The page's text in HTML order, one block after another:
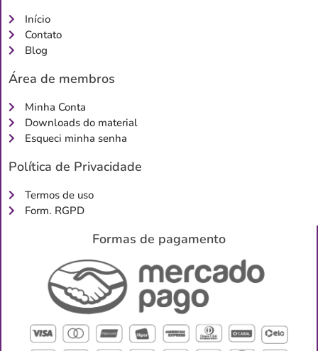
Início
Contato
Blog
Área de membros
Minha Conta
Downloads do material
Esqueci minha senha
Política de Privacidade
Termos de uso
Form. RGPD
Formas de pagamento